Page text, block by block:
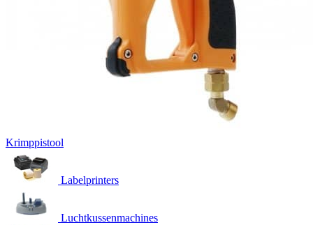
Krimppistool
Labelprinters
Luchtkussenmachines